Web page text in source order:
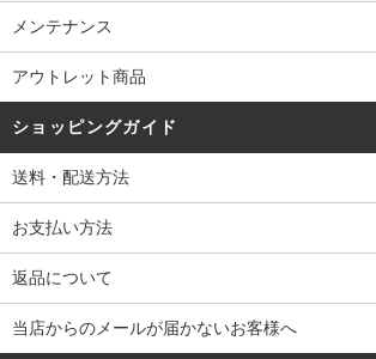
メンテナンス
アウトレット商品
ショッピングガイド
送料・配送方法
お支払い方法
返品について
当店からのメールが届かないお客様へ